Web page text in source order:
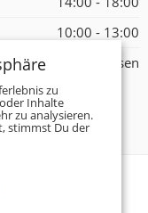
10:00 - 13:00
Geschlossen
e.K.
zu
Inhalte
zu analysieren.
stimmst Du der